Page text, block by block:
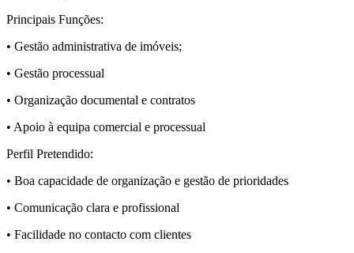
Principais Funções:
• Gestão administrativa de imóveis;
• Gestão processual
• Organização documental e contratos
• Apoio à equipa comercial e processual
Perfil Pretendido:
• Boa capacidade de organização e gestão de prioridades
• Comunicação clara e profissional
• Facilidade no contacto com clientes